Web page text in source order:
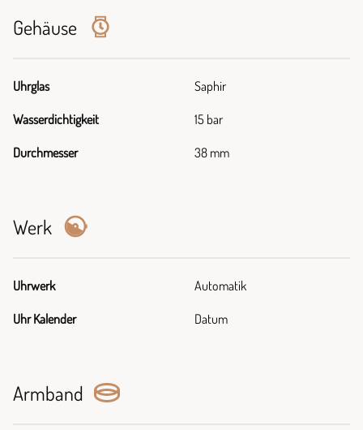
Gehäuse
Uhrglas Saphir
Wasserdichtigkeit 15 bar
Durchmesser 38 mm
Werk
Uhrwerk Automatik
Uhr Kalender Datum
Armband